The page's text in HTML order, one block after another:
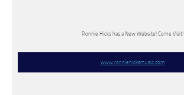
Ronnie Hicks has a New Website! Come Visit!
www.ronniehicksmusic.com